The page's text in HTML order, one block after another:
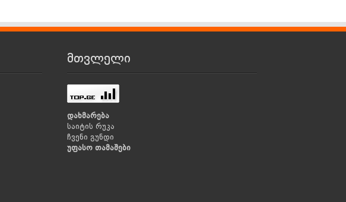
მთვლელი
დახმარება
საიტის რუკა
ჩვენი გუნდი
უფასო თამაშები